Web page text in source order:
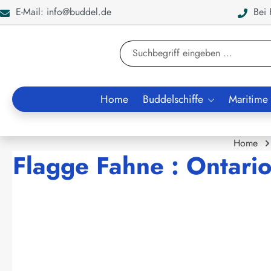
Zur Suche springen
E-Mail: info@buddel.de Bei
Home Buddelschiffe
Home
Flagge Fahne :